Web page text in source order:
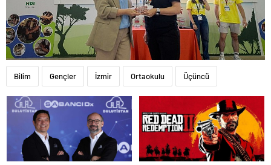
Bilim Gençler İzmir Ortaokulu Üçüncü